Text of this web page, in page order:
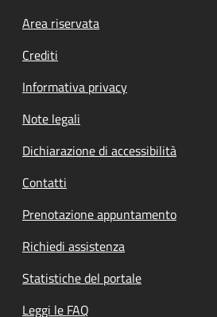
Footer menu
Area riservata
Crediti
Informativa privacy
Note legali
Dichiarazione di accessibilità
Contatti
Prenotazione appuntamento
Richiedi assistenza
Statistiche del portale
Leggi le FAQ